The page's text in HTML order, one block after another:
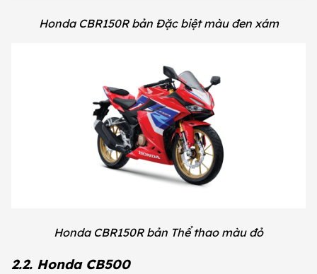
Honda CBR150R bản Đặc biệt màu đen xám
Honda CBR150R bản Thể thao màu đỏ
2.2. Honda CB500